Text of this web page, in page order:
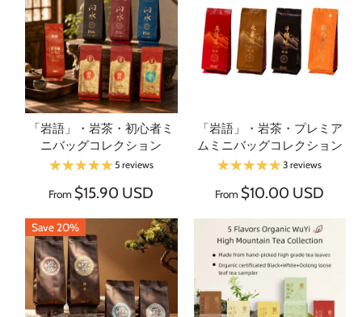
「岩語」・岩茶・初心者ミ
ニバッグコレクション
5 reviews
From $15.90 USD
「岩語」・岩茶・プレミア
ムミニバッグコレクション
3 reviews
From $10.00 USD
Save 20%